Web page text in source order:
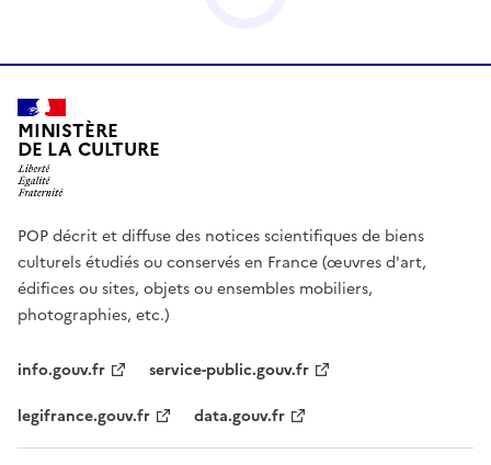
MINISTÈRE
DE LA CULTURE
POP décrit et diffuse des notices scientifiques de biens
culturels étudiés ou conservés en France (œuvres d'art,
édifices ou sites, objets ou ensembles mobiliers,
photographies, etc.)
info.gouv.fr
service-public.gouv.fr
legifrance.gouv.fr
data.gouv.fr